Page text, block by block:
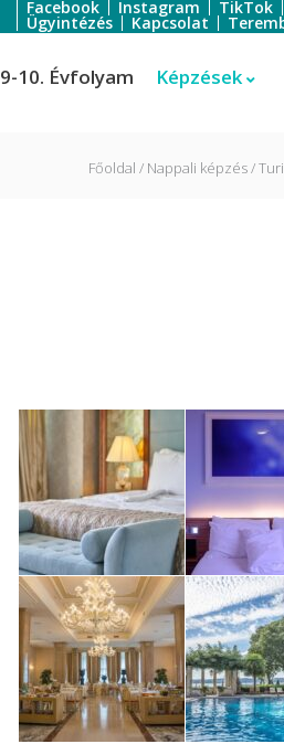
Facebook Instagram TikTok
Ügyintézés Kapcsolat
9-10. Évfolyam Képzések
Főoldal Nappali képzés